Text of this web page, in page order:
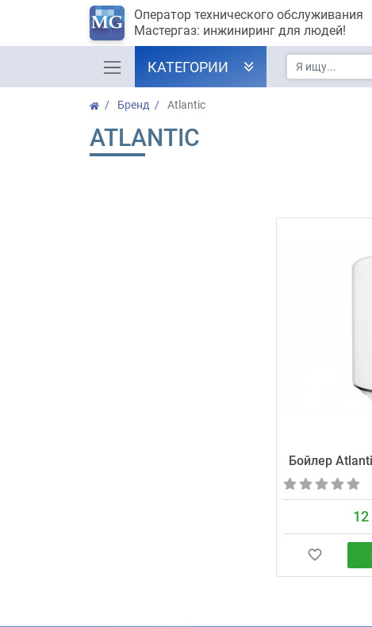
Оператор технического обслуживания
Мастергаз: инжиниринг для людей!
КАТЕГОРИИ
Бренд Atlantic
ATLANTIC
Бойлер
12